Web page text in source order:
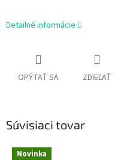
Detailné informácie
OPÝTAŤ SA ZDIEĽAŤ
Súvisiaci tovar
Novinka